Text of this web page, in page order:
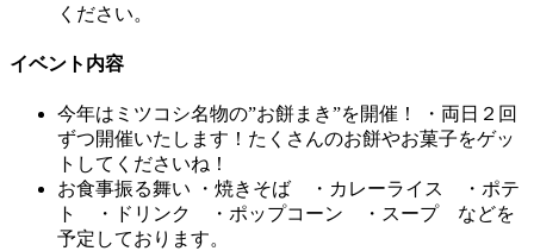
ください。
イベント内容
今年はミツコシ名物の”お餅まき”を開催！
・両日２回
ずつ開催いたします！たくさんのお餅やお菓子をゲッ
トしてくださいね！
お食事振る舞い ・焼きそば ・カレーライス ・ポテ
ト ・ドリンク ・ポップコーン ・スープ などを
予定しております。